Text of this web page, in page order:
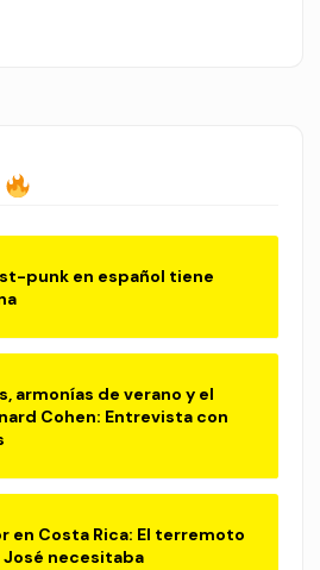
punk en español tiene
armonías de verano y el
Cohen: Entrevista con
en Costa Rica: El terremoto
necesitaba